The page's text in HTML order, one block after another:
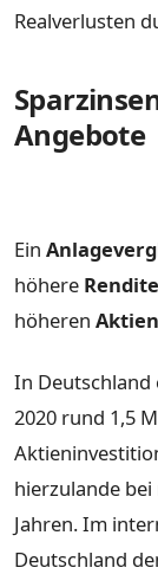
Realverlusten
Angebote
Ein
höhere
höheren
In Deutschland
2020 rund 1,5
hierzulande
Jahren. Im
Deutschland